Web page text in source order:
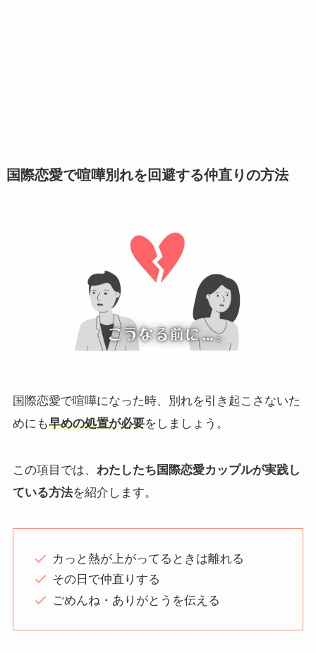
国際恋愛で喧嘩別れを回避する仲直りの方法
国際恋愛で喧嘩になった時、別れを引き起こさないた
めにも早めの処置が必要をしましょう。
この項目では、 わたしたち国際恋愛カップルが実践し
ている方法を紹介します。
カっと熱が上がってるときは離れる
その日で仲直りする
ごめんね・ありがとうを伝える